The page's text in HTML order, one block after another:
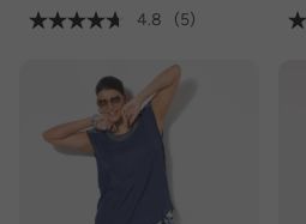
4.8
(5)